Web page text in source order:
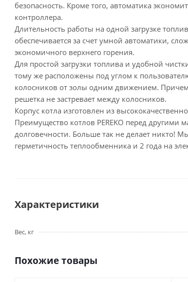
безопасность. Кроме того, автоматика
контроллера.
Длительность работы на одной загрузке
обеспечивается за счет умной автоматики,
экономичного верхнего горения.
Для простой загрузки топлива и удобной
тому же расположены под углом к
колосников от золы одним движением. Причем
решетка не застревает между колосников.
Корпус котла изготовлен из
Преимущество котлов PEREKO перед
долговечности. Больше так не делает никто!
герметичность теплообменника и 2 года на
Характеристики
Вес, кг
Похожие товары